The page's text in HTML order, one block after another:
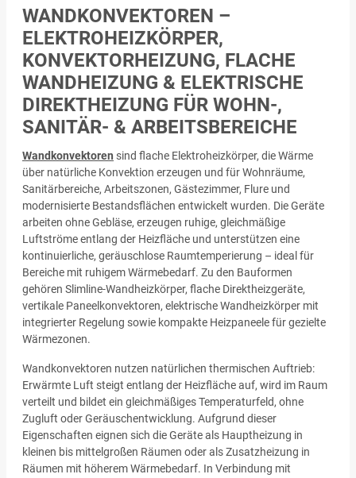
WANDKONVEKTOREN –
ELEKTROHEIZKÖRPER,
KONVEKTORHEIZUNG, FLACHE
WANDHEIZUNG & ELEKTRISCHE
DIREKTHEIZUNG FÜR WOHN-,
SANITÄR- & ARBEITSBEREICHE
Wandkonvektoren sind flache Elektroheizkörper, die Wärme
über natürliche Konvektion erzeugen und für Wohnräume,
Sanitärbereiche, Arbeitszonen, Gästezimmer, Flure und
modernisierte Bestandsflächen entwickelt wurden. Die Geräte
arbeiten ohne Gebläse, erzeugen ruhige, gleichmäßige
Luftströme entlang der Heizfläche und unterstützen eine
kontinuierliche, geräuschlose Raumtemperierung – ideal für
Bereiche mit ruhigem Wärmebedarf. Zu den Bauformen
gehören Slimline-Wandheizkörper, flache Direktheizgeräte,
vertikale Paneelkonvektoren, elektrische Wandheizkörper mit
integrierter Regelung sowie kompakte Heizpaneele für gezielte
Wärmezonen.
Wandkonvektoren nutzen natürlichen thermischen Auftrieb:
Erwärmte Luft steigt entlang der Heizfläche auf, wird im Raum
verteilt und bildet ein gleichmäßiges Temperaturfeld, ohne
Zugluft oder Geräuschentwicklung. Aufgrund dieser
Eigenschaften eignen sich die Geräte als Hauptheizung in
kleinen bis mittelgroßen Räumen oder als Zusatzheizung in
Räumen mit höherem Wärmebedarf. In Verbindung mit